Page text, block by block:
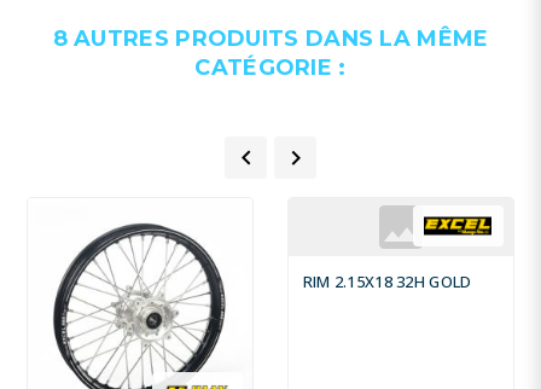
8 AUTRES PRODUITS DANS LA MÊME
CATÉGORIE :
 
RIM 2.15X18 32H GOLD